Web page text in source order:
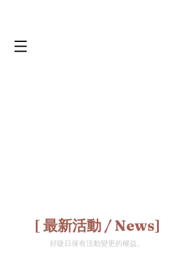
​[ 最新活動 / News]
​好睫日保有活動變更的權益。